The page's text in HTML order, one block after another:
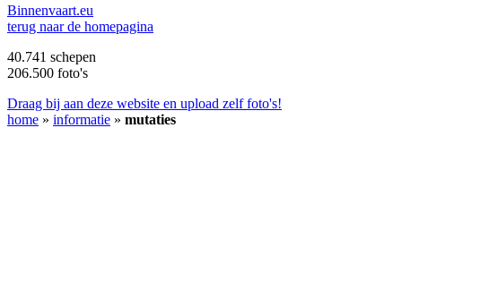
Binnenvaart.eu
terug naar de homepagina
40.741 schepen
206.500 foto's
Draag bij aan deze website en upload zelf foto's!
home » informatie » mutaties